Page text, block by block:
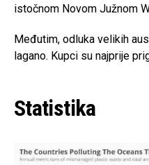
istočnom Novom Južnom
Međutim, odluka velikih
lagano. Kupci su najprije
Statistika